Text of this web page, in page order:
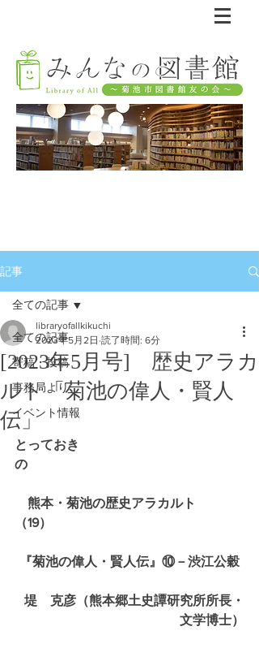
記事
全ての記事
寄稿・投稿
事務局より
イベント情報
全ての記事
[2023年5月号] 歴史アラカ
ルト「菊池の偉人・賢人
伝」
libraryofallkikuchi
2023年5月2日 読了時間: 6分
とっておき
の
熊本・菊池の歴史アラカルト
（19）
『菊池の偉人・賢人伝』⑩－渋江公穀
堤　克彦（熊本郷土史譚研究所所長・
文学博士）